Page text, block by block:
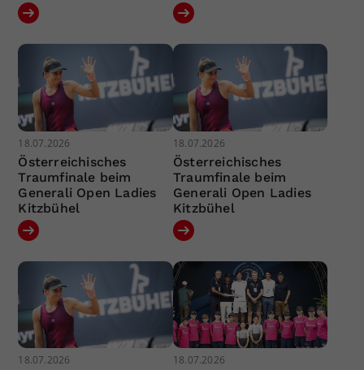
18.07.2026
Österreichisches
Traumfinale beim
Generali Open Ladies
Kitzbühel
18.07.2026
Österreichisches
Traumfinale beim
Generali Open Ladies
Kitzbühel
18.07.2026 18.07.2026